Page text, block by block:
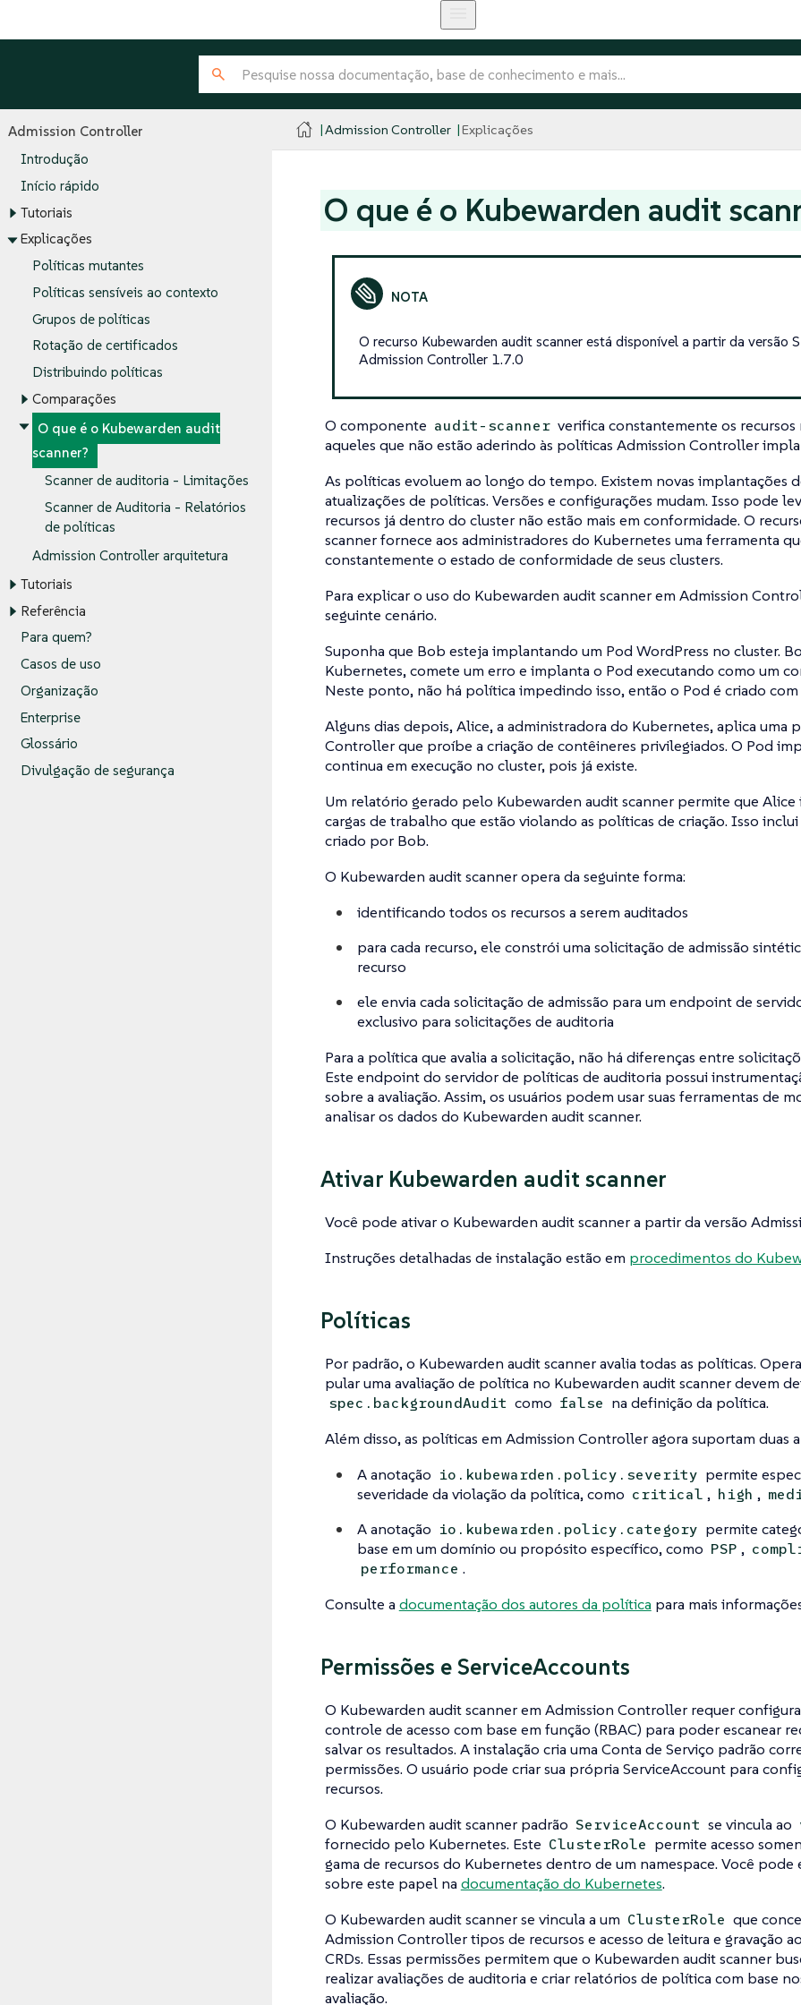
Admission Controller
Introdução
Início rápido
Tutoriais
Explicações
Políticas mutantes
Políticas sensíveis ao contexto
Grupos de políticas
Rotação de certificados
Distribuindo políticas
Comparações
O que é o Kubewarden audit
scanner?
Scanner de auditoria - Limitações
Scanner de Auditoria - Relatórios
de políticas
Admission Controller arquitetura
Tutoriais
Referência
Para quem?
Casos de uso
Organização
Enterprise
Glossário
Divulgação de segurança
Admission Controller Explicações
O que é o Kubewarden audit
O recurso Kubewarden audit scanner está disponível a partir da versão
Admission Controller 1.7.0
O componente audit-scanner verifica constantemente os recursos
aqueles que não estão aderindo às políticas Admission Controller
As políticas evoluem ao longo do tempo. Existem novas implantações
atualizações de políticas. Versões e configurações mudam. Isso pode
recursos já dentro do cluster não estão mais em conformidade. O
scanner fornece aos administradores do Kubernetes uma ferramenta
constantemente o estado de conformidade de seus clusters.
Para explicar o uso do Kubewarden audit scanner em Admission
seguinte cenário.
Suponha que Bob esteja implantando um Pod WordPress no cluster.
Kubernetes, comete um erro e implanta o Pod executando como um
Neste ponto, não há política impedindo isso, então o Pod é criado com
Alguns dias depois, Alice, a administradora do Kubernetes, aplica uma
Controller que proíbe a criação de contêineres privilegiados. O Pod
continua em execução no cluster, pois já existe.
Um relatório gerado pelo Kubewarden audit scanner permite que Alice
cargas de trabalho que estão violando as políticas de criação. Isso
criado por Bob.
O Kubewarden audit scanner opera da seguinte forma:
identificando todos os recursos a serem auditados
para cada recurso, ele constrói uma solicitação de admissão
recurso
ele envia cada solicitação de admissão para um endpoint de
exclusivo para solicitações de auditoria
Para a política que avalia a solicitação, não há diferenças entre
Este endpoint do servidor de políticas de auditoria possui
sobre a avaliação. Assim, os usuários podem usar suas ferramentas de
analisar os dados do Kubewarden audit scanner.
Ativar Kubewarden audit scanner
Você pode ativar o Kubewarden audit scanner a partir da versão
Instruções detalhadas de instalação estão em procedimentos do
Políticas
Por padrão, o Kubewarden audit scanner avalia todas as políticas.
pular uma avaliação de política no Kubewarden audit scanner devem
spec.backgroundAudit como false na definição da política.
Além disso, as políticas em Admission Controller agora suportam duas
A anotação io.kubewarden.policy.severity permite
severidade da violação da política, como critical , high ,
A anotação io.kubewarden.policy.category permite
base em um domínio ou propósito específico, como PSP ,
performance .
Consulte a documentação dos autores da política para mais
Permissões e ServiceAccounts
O Kubewarden audit scanner em Admission Controller requer
controle de acesso com base em função (RBAC) para poder escanear
salvar os resultados. A instalação cria uma Conta de Serviço padrão
permissões. O usuário pode criar sua própria ServiceAccount para
recursos.
O Kubewarden audit scanner padrão ServiceAccount se vincula ao
fornecido pelo Kubernetes. Este ClusterRole permite acesso
gama de recursos do Kubernetes dentro de um namespace. Você
sobre este papel na documentação do Kubernetes.
O Kubewarden audit scanner se vincula a um ClusterRole que
Admission Controller tipos de recursos e acesso de leitura e gravação
CRDs. Essas permissões permitem que o Kubewarden audit scanner
realizar avaliações de auditoria e criar relatórios de política com base
avaliação.